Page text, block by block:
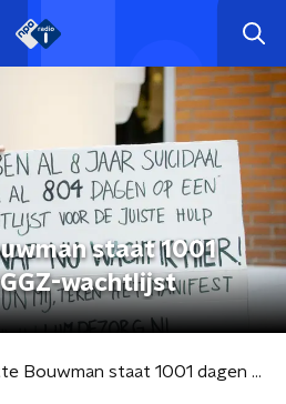
staat 1001
wachtlijst
Charlotte Bouwman staat 1001 dagen op de GGZ-wachtlijst